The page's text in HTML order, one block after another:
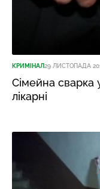
КРИМІНАЛ29 ЛИСТОПАДА
Сімейна сварка
лікарні